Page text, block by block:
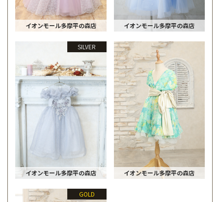
イオンモール多摩平の森店 イオンモール多摩平の森店
SILVER
イオンモール多摩平の森店 イオンモール多摩平の森店
GOLD